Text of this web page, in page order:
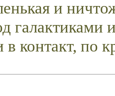
и
галактиками
контакт, по